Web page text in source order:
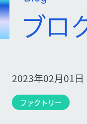
2023年02月01日
ファクトリー